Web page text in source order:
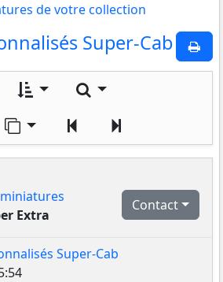
de votre collection
Super-Cab
Rechercher
Aller sur la page
Précédent
Extra
Contact
Super-Cab